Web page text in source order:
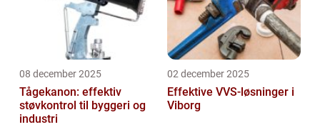
08 december 2025
Tågekanon: effektiv
støvkontrol til byggeri og
industri
02 december 2025
Effektive VVS-løsninger i
Viborg